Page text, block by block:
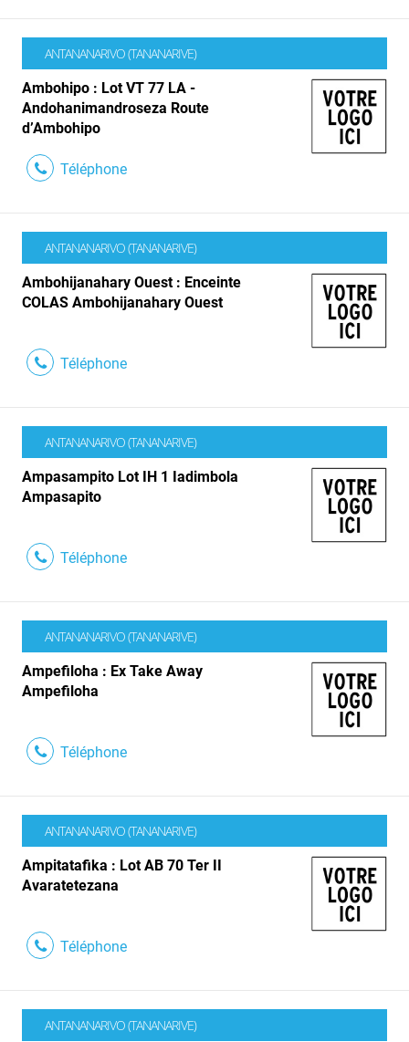
ANTANANARIVO (TANANARIVE)
Ambohipo : Lot VT 77 LA -
Andohanimandroseza Route
d’Ambohipo
Téléphone
ANTANANARIVO (TANANARIVE)
Ambohijanahary Ouest : Enceinte
COLAS Ambohijanahary Ouest
Téléphone
ANTANANARIVO (TANANARIVE)
Ampasampito Lot IH 1 Iadimbola
Ampasapito
Téléphone
ANTANANARIVO (TANANARIVE)
Ampefiloha : Ex Take Away
Ampefiloha
Téléphone
ANTANANARIVO (TANANARIVE)
Ampitatafika : Lot AB 70 Ter II
Avaratetezana
Téléphone
ANTANANARIVO (TANANARIVE)